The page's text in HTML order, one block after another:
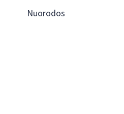
Nuorodos